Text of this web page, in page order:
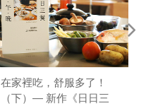
在家裡吃，舒服多了！
（下）— 新作《日日三